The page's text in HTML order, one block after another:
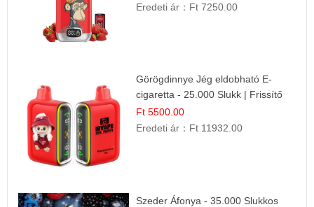
Eredeti ár： Ft 7250.00
Görögdinnye Jég eldobható E-
cigaretta - 25.000 Slukk | Frissítő
Nyári Íz
Ft 5500.00
Eredeti ár： Ft 11932.00
Szeder Áfonya - 35.000 Slukkos